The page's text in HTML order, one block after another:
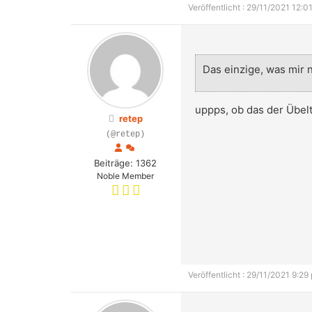
Veröffentlicht : 29/11/2021
retep
(@retep)
Beiträge: 1362
Noble Member
Das einzige, was mir
uppps, ob das der
Veröffentlicht : 29/11/2021 9:29